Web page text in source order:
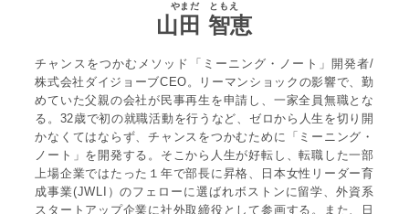
やまだ ともえ
山田 智恵
チャンスをつかむメソッド「ミーニング・ノート」開発者/
株式会社ダイジョーブCEO。リーマンショックの影響で、勤
めていた父親の会社が民事再生を申請し、一家全員無職とな
る。32歳で初の就職活動を行うなど、ゼロから人生を切り開
かなくてはならず、チャンスをつかむために「ミーニング・
ノート」を開発する。そこから人生が好転し、転職した一部
上場企業ではたった１年で部長に昇格、日本女性リーダー育
成事業(JWLI）のフェローに選ばれボストンに留学、外資系
スタートアップ企業に社外取締役として参画する。また、日